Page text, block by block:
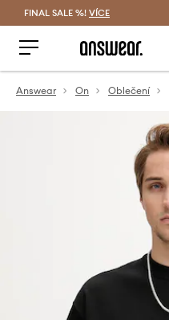
FINAL SALE %! VÍCE
Answear On Oblečení